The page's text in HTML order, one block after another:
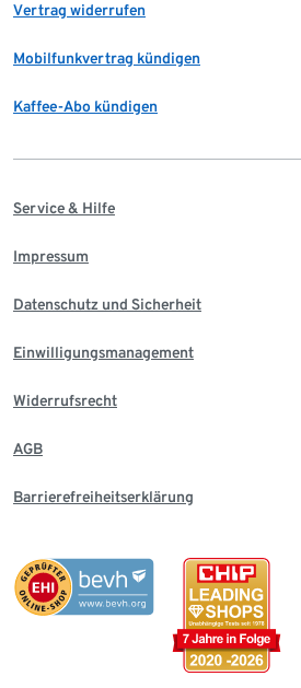
Vertrag widerrufen
Mobilfunkvertrag kündigen
Kaffee-Abo kündigen
Service & Hilfe
Impressum
Datenschutz und Sicherheit
Einwilligungsmanagement
Widerrufsrecht
AGB
Barrierefreiheitserklärung